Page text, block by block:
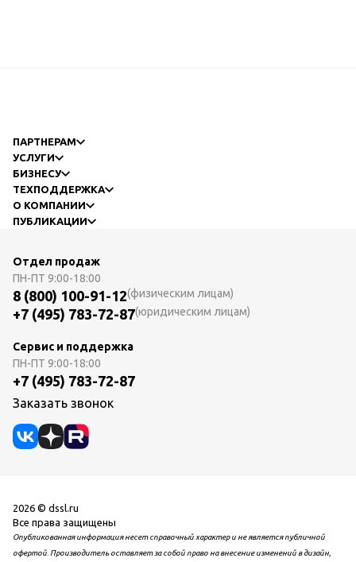
ПАРТНЕРАМ
УСЛУГИ
БИЗНЕСУ
ТЕХПОДДЕРЖКА
О КОМПАНИИ
ПУБЛИКАЦИИ
Отдел продаж
ПН-ПТ 9:00-18:00
8 (800) 100-91-12(физическим лицам)
+7 (495) 783-72-87(юридическим лицам)
Сервис и поддержка
ПН-ПТ 9:00-18:00
+7 (495) 783-72-87
Заказать звонок
2026 © dssl.ru
Все права защищены
Опубликованная информация несет справочный характер и не является публичной
офертой. Производитель оставляет за собой право на внесение изменений в дизайн,